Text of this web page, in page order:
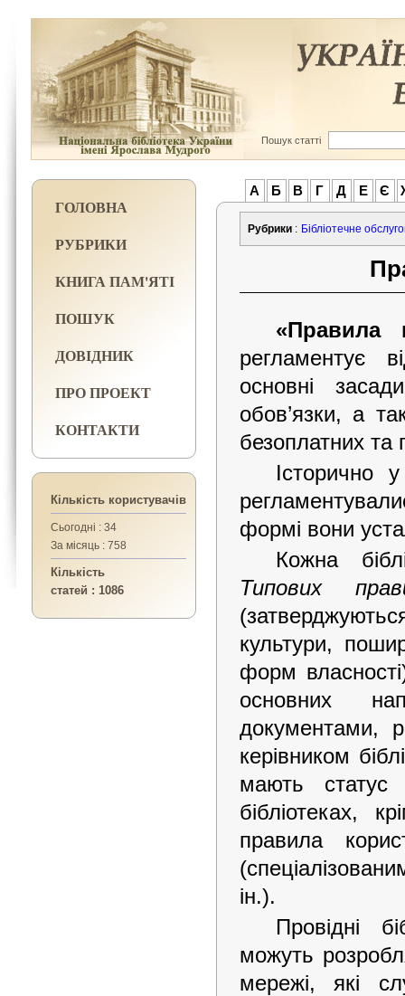
Пошук статті
ГОЛОВНА
РУБРИКИ
КНИГА ПАМ'ЯТІ
ПОШУК
ДОВІДНИК
ПРО ПРОЕКТ
КОНТАКТИ
Кількість користувачів
Сьогодні : 34
За місяць : 758
Кількість
статей : 1086
А Б В Г Д Е Є
Рубрики : Бібліотечне
«Правила
регламентує
основні
обов’язки, а
безоплатних та
Історично
формі вони
Кожна
Типових
культури,
форм
основних
документами,
керівником
мають статус
бібліотеках,
правила
ін.).
Провідні
можуть
мережі, які